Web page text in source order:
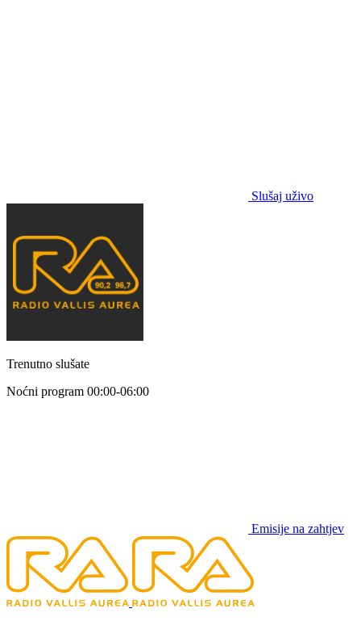
Slušaj uživo
Trenutno slušate
Noćni program 00:00-06:00
Emisije na zahtjev